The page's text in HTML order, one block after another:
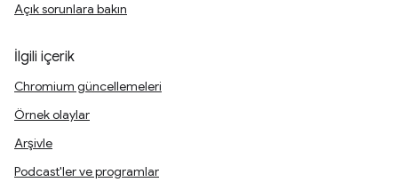
Açık sorunlara bakın
İlgili içerik
Chromium güncellemeleri
Örnek olaylar
Arşivle
Podcast'ler ve programlar